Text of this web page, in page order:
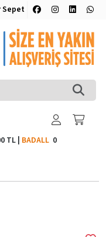
Sepet
TL| BADALL0